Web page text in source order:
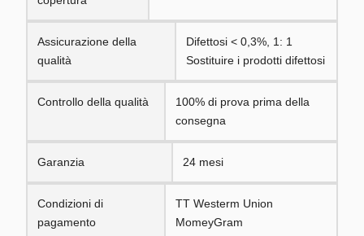
Assicurazione della
qualità
Difettosi < 0,3%, 1: 1
Sostituire i prodotti difettosi
Controllo della qualità
100% di prova prima della
consegna
Garanzia 24 mesi
Condizioni di
pagamento
TT Westerm Union
MomeyGram